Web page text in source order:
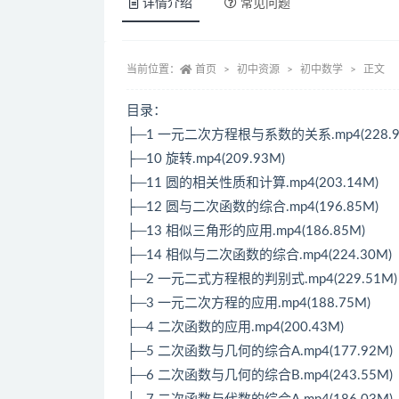
详情介绍 常见问题
当前位置： 首页 初中资源 初中数学 正文
目录：
├─1 一元二次方程根与系数的关系
├─10 旋转.mp4(209.93M)
├─11 圆的相关性质和计算.mp4(203.14M)
├─12 圆与二次函数的综合.mp4(196.85M)
├─13 相似三角形的应用.mp4(186.85M)
├─14 相似与二次函数的综合.mp4(224.30M)
├─2 一元二式方程根的判别式.mp4(229.51M)
├─3 一元二次方程的应用.mp4(188.75M)
├─4 二次函数的应用.mp4(200.43M)
├─5 二次函数与几何的综合A.mp4(177.92M)
├─6 二次函数与几何的综合B.mp4(243.55M)